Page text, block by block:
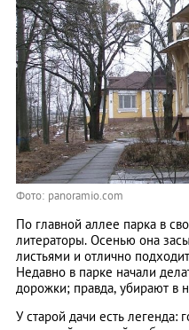
Фото: panoramio.com
По главной аллее парка в
литераторы. Осенью она
листьями и отлично
Недавно в парке начали
дорожки; правда, убирают в
У старой дачи есть легенда: